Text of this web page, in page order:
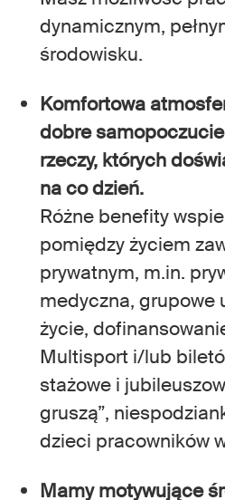
dynamicznym,
środowisku.
Komfortowa
dobre
rzeczy, których
na co dzień.
Różne benefity
pomiędzy życiem
prywatnym, m.in.
medyczna, grupowe
życie,
Multisport i/lub
stażowe i
gruszą”,
dzieci pracowników
Mamy motywujące